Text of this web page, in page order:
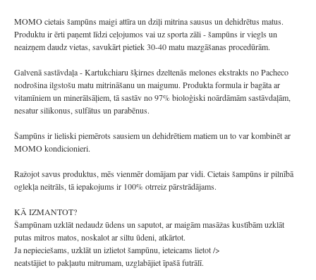
MOMO cietais šampūns maigi attīra un dziļi mitrina sausus un dehidrētus matus.
Produktu ir ērti paņemt līdzi ceļojumos vai uz sporta zāli - šampūns ir viegls un
neaizņem daudz vietas, savukārt pietiek 30-40 matu mazgāšanas procedūrām.
Galvenā sastāvdaļa - Kartukchiaru šķirnes dzeltenās melones ekstrakts no Pacheco
nodrošina ilgstošu matu mitrināšanu un maigumu. Produkta formula ir bagāta ar
vitamīniem un minerālsāļiem, tā sastāv no 97% bioloģiski noārdāmām sastāvdaļām,
nesatur silikonus, sulfātus un parabēnus.
Šampūns ir lieliski piemērots sausiem un dehidrētiem matiem un to var kombinēt ar
MOMO kondicionieri.
Ražojot savus produktus, mēs vienmēr domājam par vidi. Cietais šampūns ir pilnībā
oglekļa neitrāls, tā iepakojums ir 100% otrreiz pārstrādājams.
KĀ IZMANTOT?
Šampūnam uzklāt nedaudz ūdens un saputot, ar maigām masāžas kustībām uzklāt
putas mitros matos, noskalot ar siltu ūdeni, atkārtot.
Ja nepieciešams, uzklāt un izlietot šampūnu, ieteicams lietot />
neatstājiet to pakļautu mitrumam, uzglabājiet īpašā futrālī.